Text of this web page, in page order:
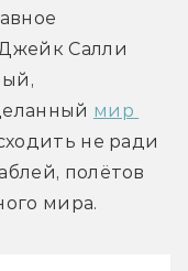
Салли
мир
не ради
полётов
мира.